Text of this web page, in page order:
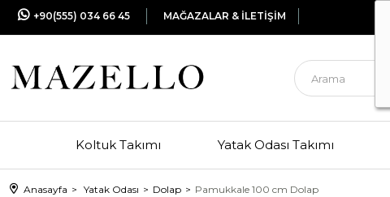
+90(555) 034 66 45 MAĞAZALAR & İLETİŞİM
Koltuk Takımı Yatak Odası Takımı
Anasayfa Yatak Odası Dolap Pamukkale 100 cm Dolap